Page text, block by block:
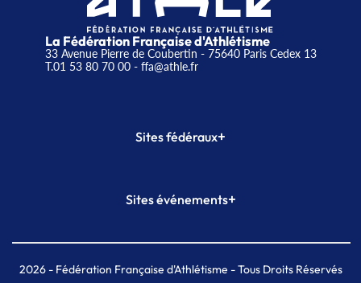
La Fédération Française d'Athlétisme
33 Avenue Pierre de Coubertin - 75640 Paris Cedex 13
T.01 53 80 70 00- ffa@athle.fr
Sites fédéraux+
Plateforme Formation
Sites événements+
Meeting de Paris indoor
MAIF Ekiden de Paris
2026- Fédération Française d'Athlétisme - Tous Droits Réservés